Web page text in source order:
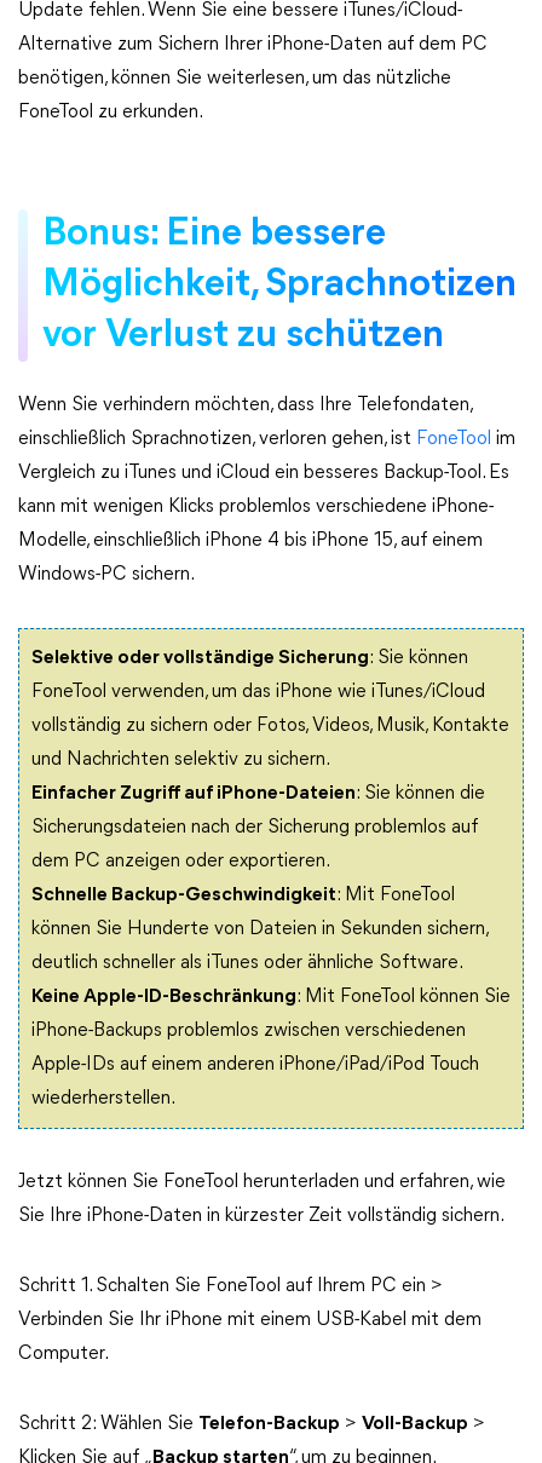
Update fehlen. Wenn Sie eine bessere iTunes/iCloud-
Alternative zum Sichern Ihrer iPhone-Daten auf dem PC
benötigen, können Sie weiterlesen, um das nützliche
FoneTool zu erkunden.
Bonus: Eine bessere
Möglichkeit, Sprachnotizen
vor Verlust zu schützen
Wenn Sie verhindern möchten, dass Ihre Telefondaten,
einschließlich Sprachnotizen, verloren gehen, ist FoneTool im
Vergleich zu iTunes und iCloud ein besseres Backup-Tool. Es
kann mit wenigen Klicks problemlos verschiedene iPhone-
Modelle, einschließlich iPhone 4 bis iPhone 15, auf einem
Windows-PC sichern.
Selektive oder vollständige Sicherung: Sie können
FoneTool verwenden, um das iPhone wie iTunes/iCloud
vollständig zu sichern oder Fotos, Videos, Musik, Kontakte
und Nachrichten selektiv zu sichern.
Einfacher Zugriff auf iPhone-Dateien: Sie können die
Sicherungsdateien nach der Sicherung problemlos auf
dem PC anzeigen oder exportieren.
Schnelle Backup-Geschwindigkeit: Mit FoneTool
können Sie Hunderte von Dateien in Sekunden sichern,
deutlich schneller als iTunes oder ähnliche Software.
Keine Apple-ID-Beschränkung: Mit FoneTool können Sie
iPhone-Backups problemlos zwischen verschiedenen
Apple-IDs auf einem anderen iPhone/iPad/iPod Touch
wiederherstellen.
Jetzt können Sie FoneTool herunterladen und erfahren, wie
Sie Ihre iPhone-Daten in kürzester Zeit vollständig sichern.
Schritt 1. Schalten Sie FoneTool auf Ihrem PC ein >
Verbinden Sie Ihr iPhone mit einem USB-Kabel mit dem
Computer.
Schritt 2: Wählen Sie Telefon-Backup > Voll-Backup >
Klicken Sie auf „ Backup starten“, um zu beginnen.